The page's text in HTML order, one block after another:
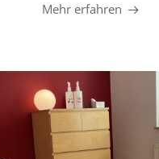
Mehr erfahren